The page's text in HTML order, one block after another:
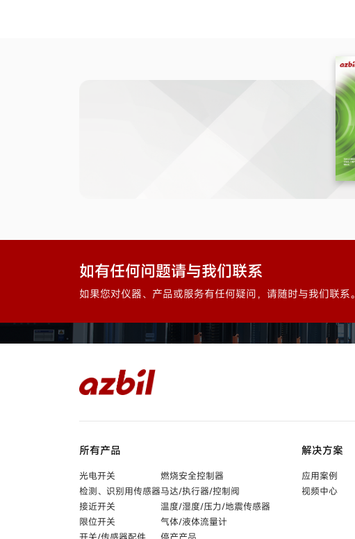
如有任何问题请与我们联系
如果您对仪器、产品或服务有任何疑问，请随时与我们联系。
所有产品
光电开关
检测、识别用传感器
接近开关
限位开关
燃烧安全控制器
马达/执行器/控制阀
温度/湿度/压力/地震传感器
气体/液体流量计
解决方案
应用案例
视频中心